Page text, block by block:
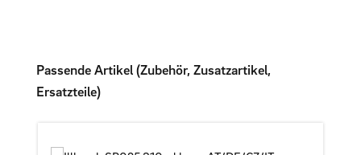
Produktgalerie überspringen
Passende Artikel (Zubehör, Zusatzartikel,
Ersatzteile)